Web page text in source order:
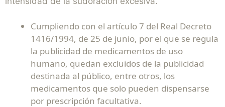
Cumpliendo con el artículo 7 del Real Decreto
1416/1994, de 25 de junio, por el que se regula
la publicidad de medicamentos de uso
humano, quedan excluidos de la publicidad
destinada al público, entre otros, los
medicamentos que solo pueden dispensarse
por prescripción facultativa.